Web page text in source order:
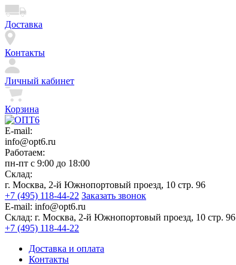
Доставка
Контакты
Личный кабинет
Корзина
E-mail:
info@opt6.ru
Работаем:
пн-пт с 9:00 до 18:00
Склад:
г. Москва, 2-й Южнопортовый проезд, 10 стр. 96
+7 (495) 118-44-22 Заказать звонок
E-mail: info@opt6.ru
Склад: г. Москва, 2-й Южнопортовый проезд, 10 стр. 96
+7 (495) 118-44-22
Доставка и оплата
Контакты